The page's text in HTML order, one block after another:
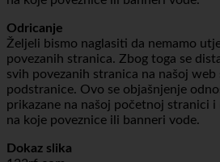
prikazane na našoj početnoj stranici i
na koje poveznice ili banneri vode.
Odricanje
Željeli bismo naglasiti da nemamo
povezanih stranica. Zbog toga se
svih povezanih stranica na našoj web
podstranice. Ovo se objašnjenje
prikazane na našoj početnoj stranici i
na koje poveznice ili banneri vode.